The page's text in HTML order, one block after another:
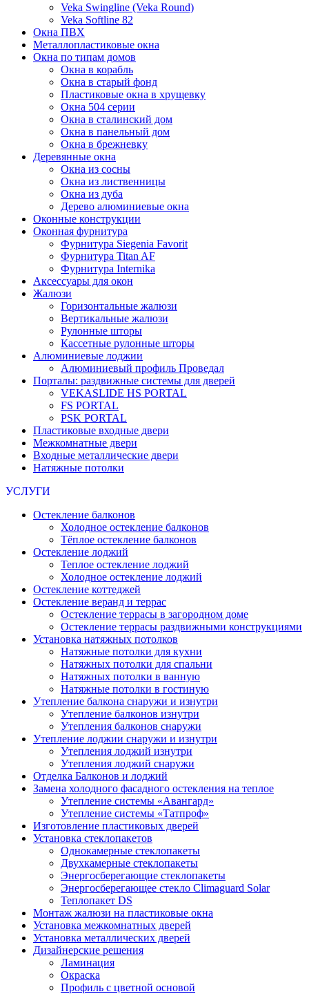
Veka Swingline (Veka Round)
Veka Softline 82
Окна ПВХ
Металлопластиковые окна
Окна по типам домов
Окна в корабль
Окна в старый фонд
Пластиковые окна в хрущевку
Окна 504 серии
Окна в сталинский дом
Окна в панельный дом
Окна в брежневку
Деревянные окна
Окна из сосны
Окна из лиственницы
Окна из дуба
Дерево алюминиевые окна
Оконные конструкции
Оконная фурнитура
Фурнитура Siegenia Favorit
Фурнитура Titan AF
Фурнитура Internika
Аксессуары для окон
Жалюзи
Горизонтальные жалюзи
Вертикальные жалюзи
Рулонные шторы
Кассетные рулонные шторы
Алюминиевые лоджии
Алюминиевый профиль Проведал
Порталы: раздвижные системы для дверей
VEKASLIDE HS PORTAL
FS PORTAL
PSK PORTAL
Пластиковые входные двери
Межкомнатные двери
Входные металлические двери
Натяжные потолки
УСЛУГИ
Остекление балконов
Холодное остекление балконов
Тёплое остекление балконов
Остекление лоджий
Теплое остекление лоджий
Холодное остекление лоджий
Остекление коттеджей
Остекление веранд и террас
Остекление террасы в загородном доме
Остекление террасы раздвижными конструкциями
Установка натяжных потолков
Натяжные потолки для кухни
Натяжных потолки для спальни
Натяжных потолки в ванную
Натяжные потолки в гостиную
Утепление балкона снаружи и изнутри
Утепление балконов изнутри
Утепления балконов снаружи
Утепление лоджии снаружи и изнутри
Утепления лоджий изнутри
Утепления лоджий снаружи
Отделка Балконов и лоджий
Замена холодного фасадного остекления на теплое
Утепление системы «Авангард»
Утепление системы «Татпроф»
Изготовление пластиковых дверей
Установка стеклопакетов
Однокамерные стеклопакеты
Двухкамерные стеклопакеты
Энергосберегающие стеклопакеты
Энергосберегающее стекло Climaguard Solar
Теплопакет DS
Монтаж жалюзи на пластиковые окна
Установка межкомнатных дверей
Установка металлических дверей
Дизайнерские решения
Ламинация
Окраска
Профиль с цветной основой